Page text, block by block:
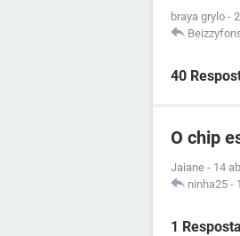
braya grylo -
40
O chip
Jaiane - 14
ninha25 -
1